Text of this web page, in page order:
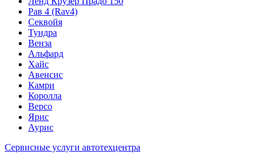
Рав 4 (Rav4)
Секвойя
Тундра
Венза
Альфард
Хайс
Авенсис
Камри
Королла
Версо
Ярис
Аурис
Сервисные услуги автотехцентра